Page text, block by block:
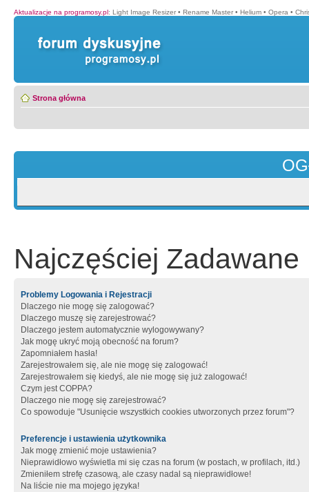
Aktualizacje na programosy.pl: Light Image Resizer • Rename Master • Helium • Opera •
Strona główna
Najczęściej Zadawane
Problemy Logowania i Rejestracji
Dlaczego nie mogę się zalogować?
Dlaczego muszę się zarejestrować?
Dlaczego jestem automatycznie wylogowywany?
Jak mogę ukryć moją obecność na forum?
Zapomniałem hasła!
Zarejestrowałem się, ale nie mogę się zalogować!
Zarejestrowałem się kiedyś, ale nie mogę się już zalogować!
Czym jest COPPA?
Dlaczego nie mogę się zarejestrować?
Co spowoduje "Usunięcie wszystkich cookies utworzonych przez forum"?
Preferencje i ustawienia użytkownika
Jak mogę zmienić moje ustawienia?
Nieprawidłowo wyświetla mi się czas na forum (w postach, w profilach, itd.)
Zmieniłem strefę czasową, ale czasy nadal są nieprawidłowe!
Na liście nie ma mojego języka!